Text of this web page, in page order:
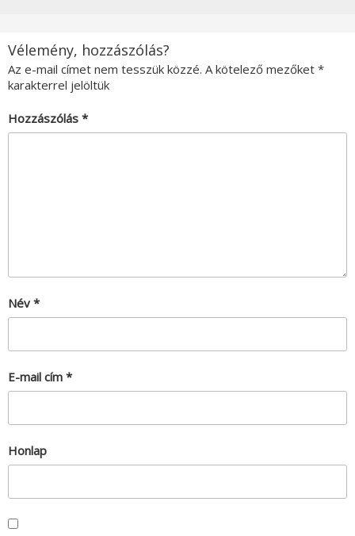
Vélemény, hozzászólás?
Az e-mail címet nem tesszük közzé. A kötelező mezőket *
karakterrel jelöltük
Hozzászólás *
Név *
E-mail cím *
Honlap